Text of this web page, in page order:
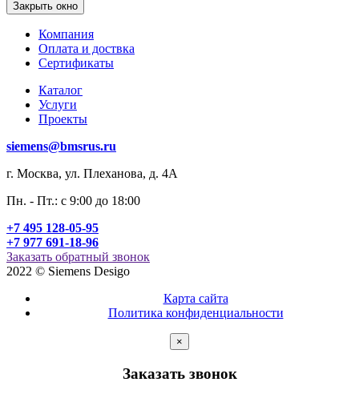
Закрыть окно
Компания
Оплата и доствка
Сертификаты
Каталог
Услуги
Проекты
siemens@bmsrus.ru
г. Москва, ул. Плеханова, д. 4А
Пн. - Пт.: c 9:00 до 18:00
+7 495 128-05-95
+7 977 691-18-96
Заказать обратный звонок
2022 © Siemens Desigo
Карта сайта
Политика конфиденциальности
×
Заказать звонок